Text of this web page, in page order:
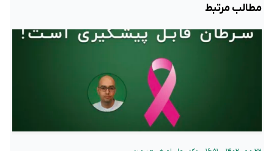
مطالب مرتبط